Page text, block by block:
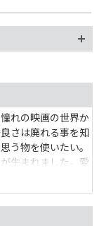
れの映画の世界か
さは廃れる事を知
う物を使いたい。
生まれました。愛